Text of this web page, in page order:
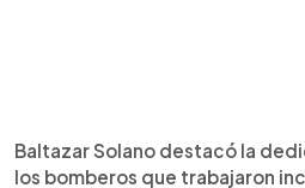
Baltazar Solano destacó la
los bomberos que trabajaron